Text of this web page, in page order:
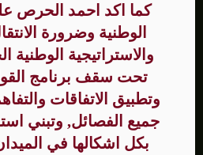
كما اكد احمد الحرص
الوطنية وضرورة
والاستراتيجية الوطنية
تحت سقف برنامج
وتطبيق الاتفاقات
جميع الفصائل, وتبني
بكل اشكالها في